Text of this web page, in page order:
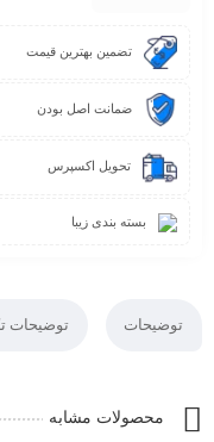
تضمین بهترین قیمت
ضمانت اصل بودن
تحویل اکسپرس
بسته بندی زیبا
توضیحات توضیحات
محصولات مشابه